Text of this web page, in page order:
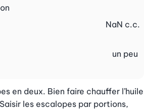
NaN c.c.
un peu
en deux. Bien faire chauffer l’huile
les escalopes par portions,